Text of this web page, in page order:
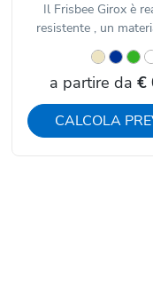
Il Frisbee Girox è
resistente , un
a partire da €
CALCOLA